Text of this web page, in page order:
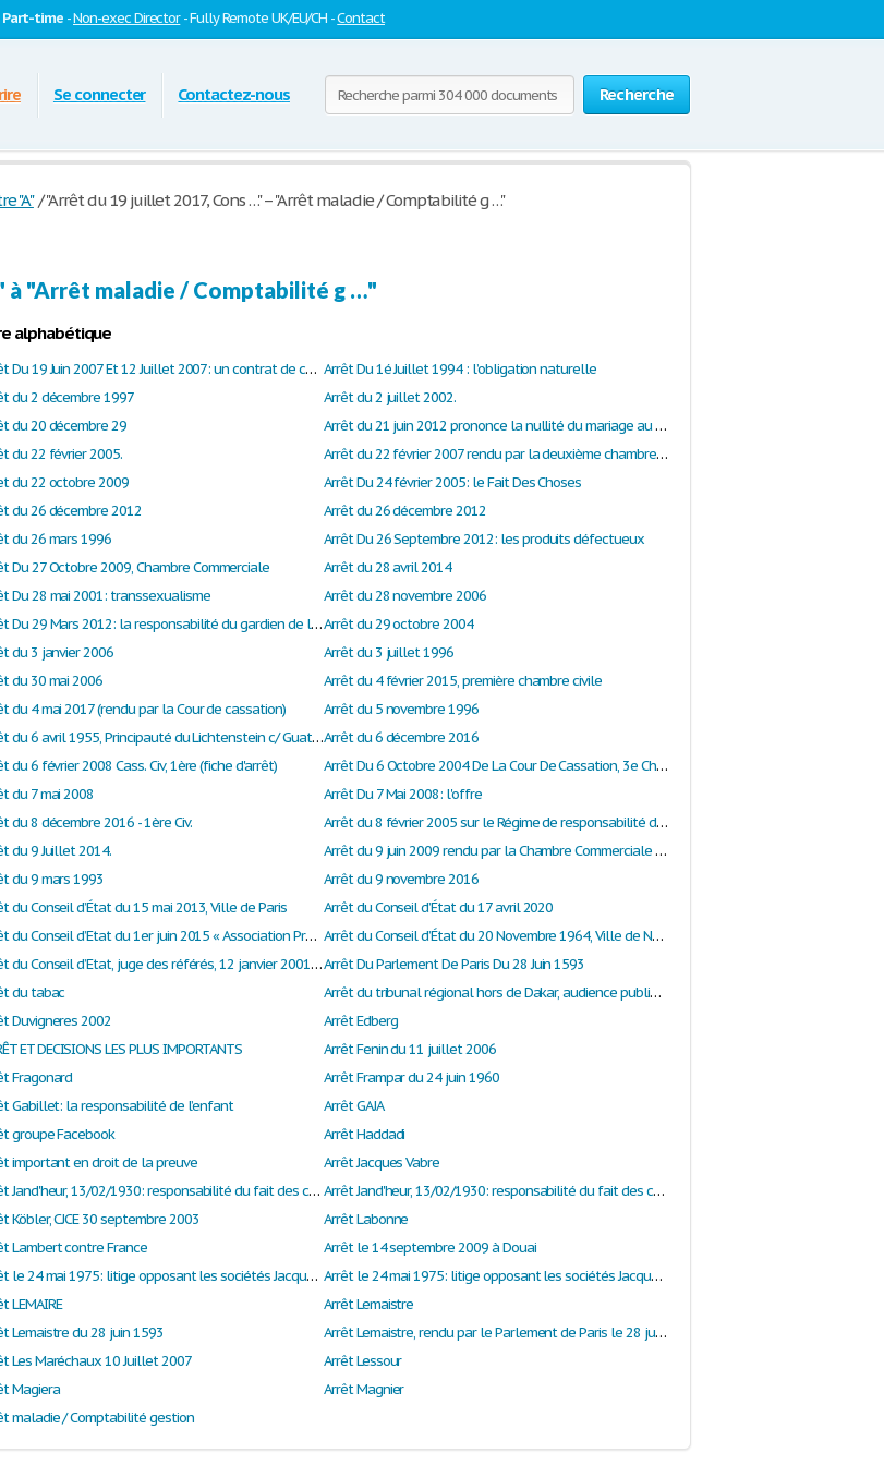
Part-time -Non-exec Director- Fully Remote UK/EU/CH -Contact
Recherche
Se connecter Contactez-nous
"A" /"Arrêt du 19 juillet 2017, Cons …" – "Arrêt maladie / Comptabilité g …"
à "Arrêt maladie / Comptabilité g …"
alphabétique
Arrêt Du 19 Juin 2007 Et 12 Juillet 2007: un contrat de courtage matrimonial Arrêt Du 1é Juillet 1994 : l’obligation naturelle
du 2 décembre 1997
Arrêt du 2 juillet 2002.
du 20 décembre 29
Arrêt du 21 juin 2012 prononce la nullité du mariage au terme de l’article 161 du Code Civil
du 22 février 2005.
Arrêt du 22 février 2007 rendu par la deuxième chambre civile de la cour de cassation.
du 22 octobre 2009
Arrêt Du 24 février 2005: le Fait Des Choses
du 26 décembre 2012
Arrêt du 26 décembre 2012
du 26 mars 1996
Arrêt Du 26 Septembre 2012: les produits défectueux
Du 27 Octobre 2009, Chambre Commerciale
Arrêt du 28 avril 2014
Du 28 mai 2001: transsexualisme
Arrêt du 28 novembre 2006
Arrêt Du 29 Mars 2012: la responsabilité du gardien de la choseArrêt du 29 octobre 2004
du 3 janvier 2006
Arrêt du 3 juillet 1996
du 30 mai 2006
Arrêt du 4 février 2015, première chambre civile
du 4 mai 2017 (rendu par la Cour de cassation)
Arrêt du 5 novembre 1996
Arrêt du 6 avril 1955, Principauté du Lichtenstein c/ GuatemalaArrêt du 6 décembre 2016
du 6 février 2008 Cass. Civ, 1ère (fiche d'arrêt)
Arrêt Du 6 Octobre 2004 De La Cour De Cassation, 3e Chambre Civile: La garantie des vices cachés
du 7 mai 2008
Arrêt Du 7 Mai 2008: l'offre
du 8 décembre 2016 - 1ère Civ.
Arrêt du 8 février 2005 sur le Régime de responsabilité des parents du fait de leur enfant mineur.
du 9 Juillet 2014.
Arrêt du 9 juin 2009 rendu par la Chambre Commerciale de la Cour de Cassation: la cause d'un contrat
du 9 mars 1993
Arrêt du 9 novembre 2016
du Conseil d’État du 15 mai 2013, Ville de Paris
Arrêt du Conseil d’État du 17 avril 2020
Arrêt du Conseil d’Etat du 1er juin 2015 « Association Promouvoir »
Arrêt du Conseil d’État du 20 Novembre 1964, Ville de Nanterre requête 57435
Arrêt du Conseil d’Etat, juge des référés, 12 janvier 2001, n°229039Arrêt Du Parlement De Paris Du 28 Juin 1593
du tabac
Arrêt du tribunal régional hors de Dakar, audience publique ordinaire du 4 mars 2008
Duvigneres 2002
Arrêt Edberg
ET DECISIONS LES PLUS IMPORTANTS
Arrêt Fenin du 11 juillet 2006
Fragonard
Arrêt Frampar du 24 juin 1960
Gabillet: la responsabilité de l’enfant
Arrêt GAJA
groupe Facebook
Arrêt Haddadi
important en droit de la preuve
Arrêt Jacques Vabre
Arrêt Jand'heur, 13/02/1930: responsabilité du fait des choses
Arrêt Jand'heur, 13/02/1930: responsabilité du fait des choses
Köbler, CJCE 30 septembre 2003
Arrêt Labonne
Lambert contre France
Arrêt le 14 septembre 2009 à Douai
Arrêt le 24 mai 1975: litige opposant les sociétés Jacques Vabres et Weigel et l’administration des douanes
Arrêt le 24 mai 1975: litige opposant les sociétés Jacques Vabres et Weigel et l’administration des douanes
LEMAIRE
Arrêt Lemaistre
Lemaistre du 28 juin 1593
Arrêt Lemaistre, rendu par le Parlement de Paris le 28 juin 1593
Les Maréchaux 10 Juillet 2007
Arrêt Lessour
Magiera
Arrêt Magnier
maladie / Comptabilité gestion